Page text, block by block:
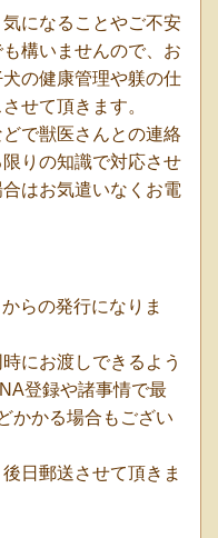
になることやご不安
構いませんので、お
の健康管理や躾の仕
せて頂きます。
で獣医さんとの連絡
りの知識で対応させ
はお気遣いなくお電
らの発行になりま
にお渡しできるよう
登録や諸事情で最
かかる場合もござい
日郵送させて頂きま